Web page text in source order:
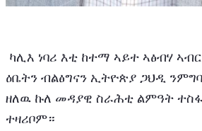
ዕቤትን ብልፅግናን ኢትዮጵያ ጋህዲ
ዘለዉ ኩለ መዳያዊ ስራሕቲ ልምዓት
ተዛሪቦም።